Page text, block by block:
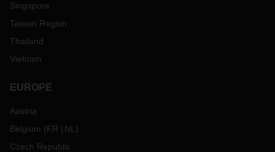
Singapore
Taiwan Region
Thailand
Vietnam
EUROPE
Austria
Belgium (FR NL )
Czech Republic